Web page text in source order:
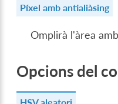
Píxel amb antialiàsing
Omplirà l'àrea
Opcions del